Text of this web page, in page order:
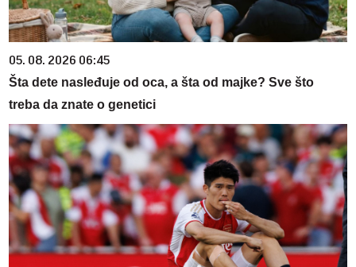
05. 08. 2026 06:45
Šta dete nasleđuje od oca, a šta od majke? Sve što
treba da znate o genetici